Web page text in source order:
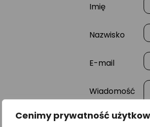
Cenimy prywatność
Imię
Nazwisko
E-mail
Wiadomość